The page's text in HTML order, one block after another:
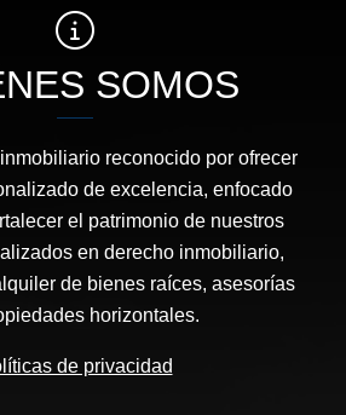
SOMOS
reconocido por ofrecer
de excelencia, enfocado
el patrimonio de nuestros
en derecho inmobiliario,
de bienes raíces, asesorías
horizontales.
de privacidad